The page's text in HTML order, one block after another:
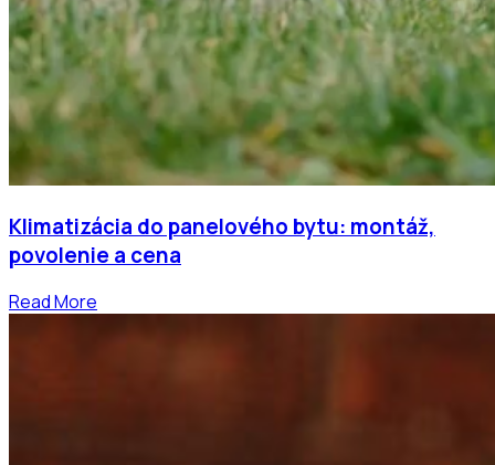
Klimatizácia do panelového bytu: montáž,
povolenie a cena
Read More